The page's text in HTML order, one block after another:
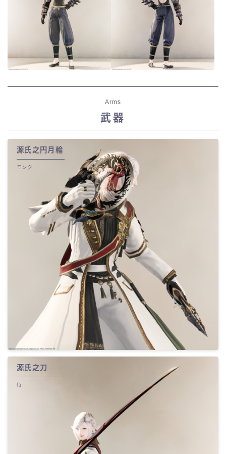
Arms
武器
モンク
源氏之円月輪
侍
源氏之刀